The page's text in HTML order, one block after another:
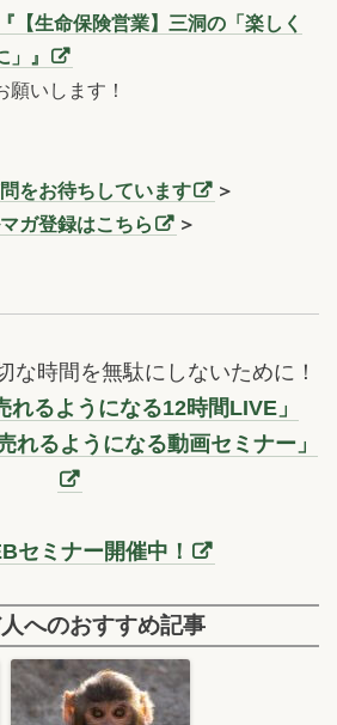
【生命保険営業】三洞の「楽しく
』
願いします！
をお待ちしています
＞
ガ登録はこちら ＞
な時間を無駄にしないために！
れるようになる12時間LIVE」
れるようになる動画セミナー」
セミナー開催中！
へのおすすめ記事